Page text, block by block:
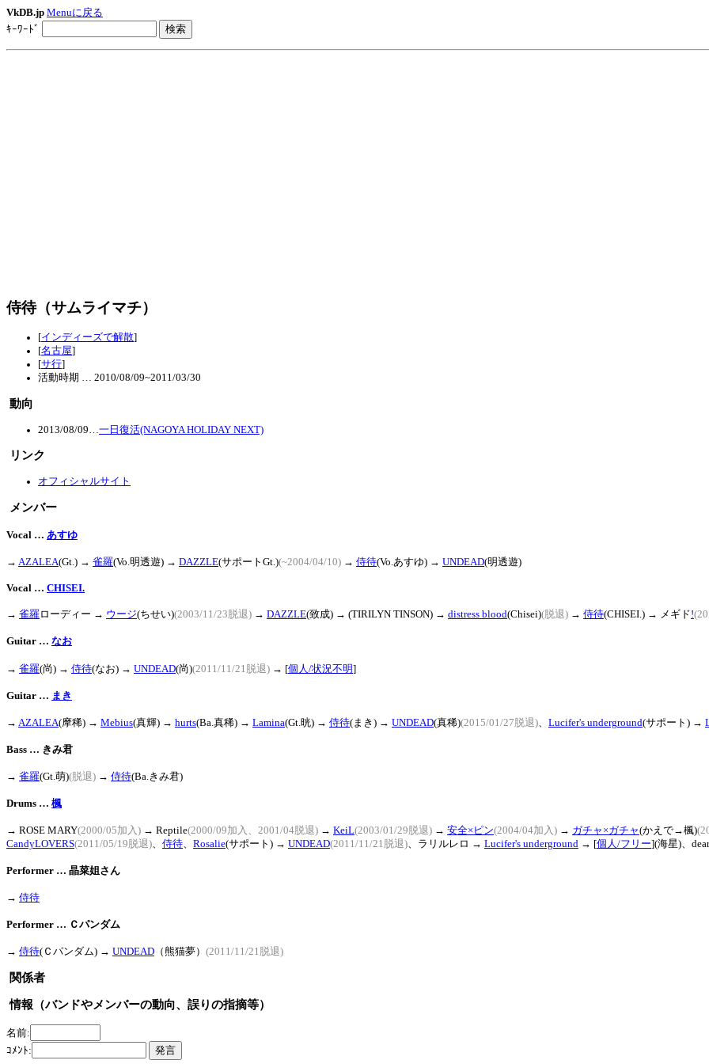
VkDB.jp Menuに戻る
ｷｰﾜｰﾄﾞ
侍待（サムライマチ）
[インディーズで解散]
[名古屋]
[サ行]
活動時期 … 2010/08/09~2011/03/30
動向
2013/08/09 一日復活(NAGOYA HOLIDAY NEXT)
リンク
オフィシャルサイト
メンバー
Vocal … あすゆ
→ AZALEA(Gt.) → 雀羅(Vo.明透遊) → DAZZLE(サポートGt.)(~2004/04/10) → 侍待(Vo.あすゆ) → UNDEAD(明透遊)
Vocal … CHISEI.
→ 雀羅ローディー → ウージ(ちせい)(2003/11/23脱退) → DAZZLE(致成) → (TIRILYN TINSON) → distress blood(Chisei)(脱退) → 侍待(CHISEI.) → メギド!
Guitar … なお
→ 雀羅(尚) → 侍待(なお) → UNDEAD(尚)(2011/11/21脱退) → [個人/状況不明]
Guitar … まき
→ AZALEA(摩稀) → Mebius(真輝) → hurts(Ba.真稀) → Lamina(Gt.晄) → 侍待(まき) → UNDEAD(真稀)(2015/01/27脱退) Lucifer's underground(サポート) →
Bass … きみ君
→ 雀羅(Gt.萌)(脱退) → 侍待(Ba.きみ君)
Drums … 楓
→ ROSE MARY(2000/05加入) → Reptile(2000/09加入、2001/04脱退) → KeiL(2003/01/29脱退) → 安全×ピン(2004/04加入) → ガチャ×ガチャ(かえで→楓)
CandyLOVERS(2011/05/19脱退) 侍待 Rosalie(サポート) → UNDEAD(2011/11/21脱退) 、ラリルレロ → Lucifer's underground → [個人/フリー](海星)、
Performer … 晶菜姐さん
→ 侍待
Performer … Ｃパンダム
→ 侍待(Ｃパンダム) → UNDEAD （熊猫夢） (2011/11/21脱退)
関係者
情報（バンドやメンバーの動向、誤りの指摘等）
名前:
ｺﾒﾝﾄ: